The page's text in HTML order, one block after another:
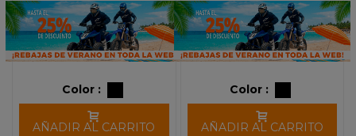
Color :
AÑADIR AL CARRITO
Color :
AÑADIR AL CARRITO